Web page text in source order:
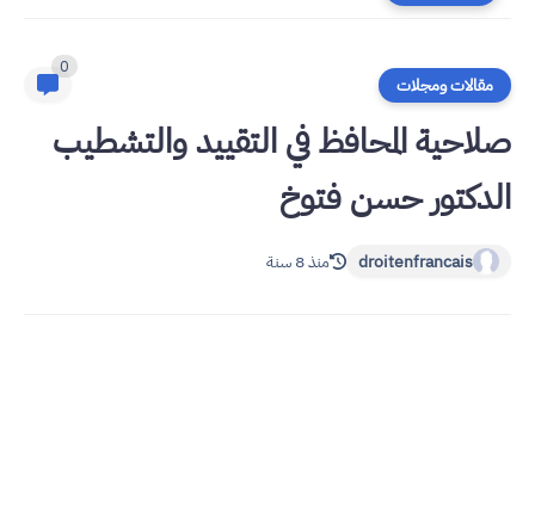
مقالات ومجلات
0
صلاحية المحافظ في التقييد والتشطيب
الدكتور حسن فتوخ
droitenfrancais منذ 8 سنة